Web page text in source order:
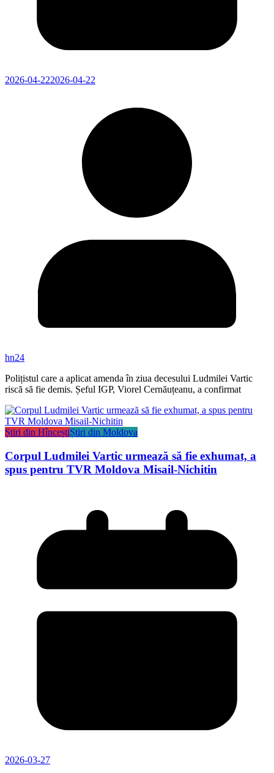
2026-04-222026-04-22
hn24
Polițistul care a aplicat amenda în ziua decesului Ludmilei Vartic
riscă să fie demis. Șeful IGP, Viorel Cernăuțeanu, a confirmat
Știri din HînceștiȘtiri din Moldova
Corpul Ludmilei Vartic urmează să fie exhumat, a
spus pentru TVR Moldova Misail-Nichitin
2026-03-27